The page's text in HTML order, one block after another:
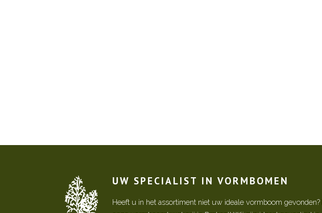
UW SPECIALIST IN VORMBOMEN
Heeft u in het assortiment niet uw ideale vormboom gevonden?